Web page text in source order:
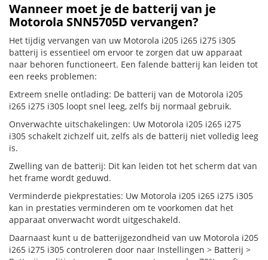
Wanneer moet je de batterij van je
Motorola SNN5705D vervangen?
Het tijdig vervangen van uw Motorola i205 i265 i275 i305
batterij is essentieel om ervoor te zorgen dat uw apparaat
naar behoren functioneert. Een falende batterij kan leiden tot
een reeks problemen:
Extreem snelle ontlading: De batterij van de Motorola i205
i265 i275 i305 loopt snel leeg, zelfs bij normaal gebruik.
Onverwachte uitschakelingen: Uw Motorola i205 i265 i275
i305 schakelt zichzelf uit, zelfs als de batterij niet volledig leeg
is.
Zwelling van de batterij: Dit kan leiden tot het scherm dat van
het frame wordt geduwd.
Verminderde piekprestaties: Uw Motorola i205 i265 i275 i305
kan in prestaties verminderen om te voorkomen dat het
apparaat onverwacht wordt uitgeschakeld.
Daarnaast kunt u de batterijgezondheid van uw Motorola i205
i265 i275 i305 controleren door naar Instellingen > Batterij >